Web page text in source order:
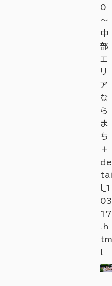
0
～
中
部
エ
リ
ア
な
ら
ま
ち
＋
de
tai
l_1
03
17
.h
tm